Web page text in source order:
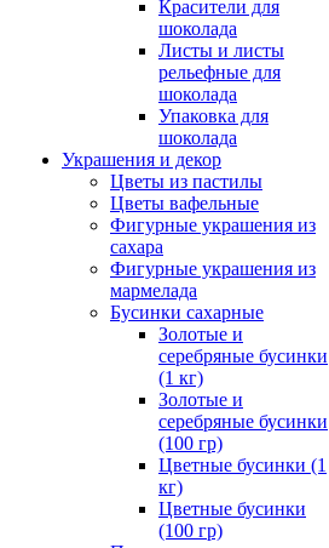
Красители для
шоколада
Листы и листы
рельефные для
шоколада
Упаковка для
шоколада
Украшения и декор
Цветы из пастилы
Цветы вафельные
Фигурные украшения из
сахара
Фигурные украшения из
мармелада
Бусинки сахарные
Золотые и
серебряные бусинки
(1 кг)
Золотые и
серебряные бусинки
(100 гр)
Цветные бусинки (1
кг)
Цветные бусинки
(100 гр)